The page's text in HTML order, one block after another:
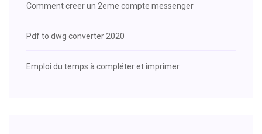
Comment creer un 2eme compte messenger
Pdf to dwg converter 2020
Emploi du temps à compléter et imprimer